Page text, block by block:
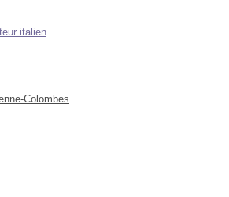
italien
Colombes